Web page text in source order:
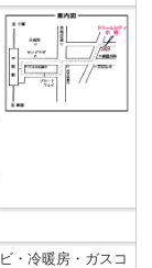
・冷暖房・ガスコ